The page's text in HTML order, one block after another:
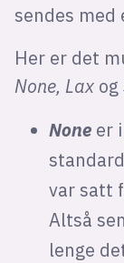
sendes med
Her er det
None, Laxog
Noneer i
var satt
Altså
lenge